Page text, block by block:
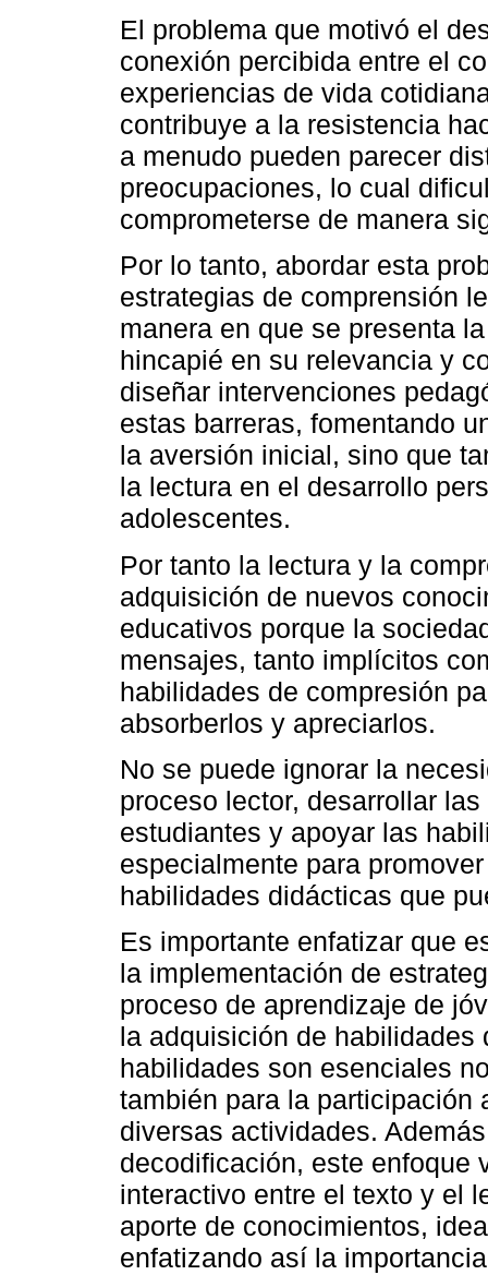
El problema que motivó el
conexión percibida entre el
experiencias de vida
contribuye a la resistencia
a menudo pueden parecer
preocupaciones, lo cual
comprometerse de manera
Por lo tanto, abordar esta
estrategias de comprensión
manera en que se presenta
hincapié en su relevancia y
diseñar intervenciones
estas barreras, fomentando
la aversión inicial, sino que
la lectura en el desarrollo
adolescentes.
Por tanto la lectura y la
adquisición de nuevos
educativos porque la
mensajes, tanto implícitos
habilidades de compresión
absorberlos y apreciarlos.
No se puede ignorar la
proceso lector, desarrollar
estudiantes y apoyar las
especialmente para
habilidades didácticas que
Es importante enfatizar que
la implementación de
proceso de aprendizaje de
la adquisición de
habilidades son esenciales
también para la participación
diversas actividades.
decodificación, este enfoque
interactivo entre el texto y el
aporte de conocimientos,
enfatizando así la